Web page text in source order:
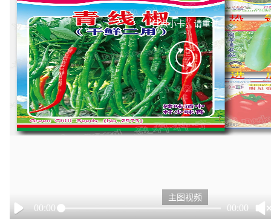
有点小卡，请重试
retry
Play
00:00 00:00
主图视频